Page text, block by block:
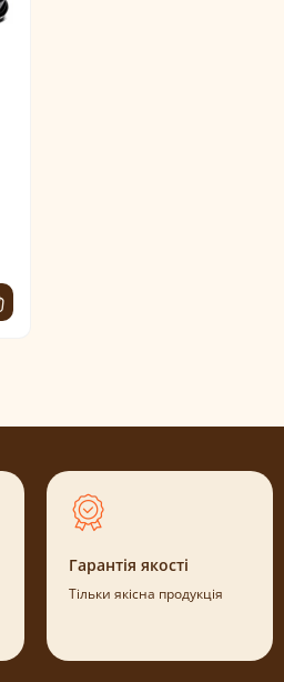
Гарантія якості
Тільки якісна продукція